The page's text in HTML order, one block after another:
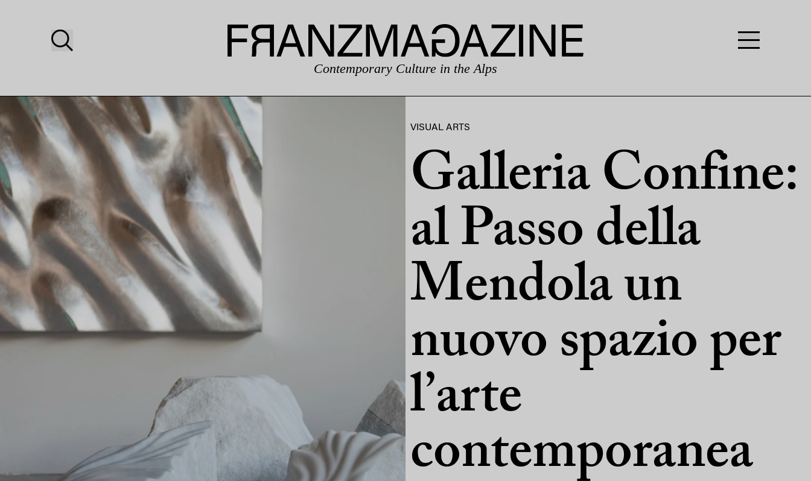
Contemporary Culture in the Alps
VISUAL ARTS
Galleria Confine:
al Passo della
Mendola un
nuovo spazio per
l’arte
contemporanea